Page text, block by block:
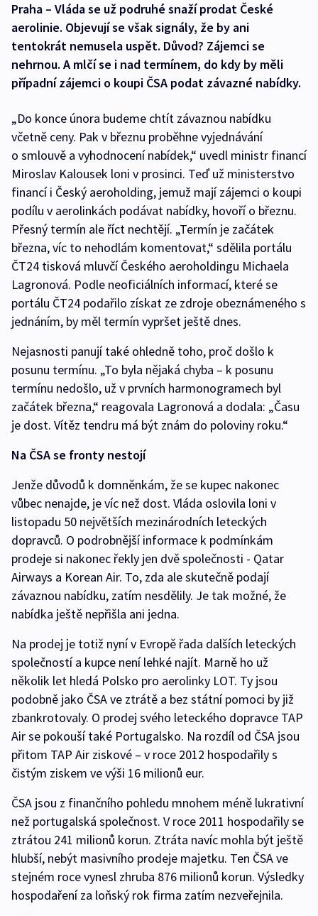
Praha – Vláda se už podruhé snaží prodat České
aerolinie. Objevují se však signály, že by ani
tentokrát nemusela uspět. Důvod? Zájemci se
nehrnou. A mlčí se i nad termínem, do kdy by měli
případní zájemci o koupi ČSA podat závazné nabídky.
„Do konce února budeme chtít závaznou nabídku
včetně ceny. Pak v březnu proběhne vyjednávání
o smlouvě a vyhodnocení nabídek,“ uvedl ministr financí
Miroslav Kalousek loni v prosinci. Teď už ministerstvo
financí i Český aeroholding, jemuž mají zájemci o koupi
podílu v aerolinkách podávat nabídky, hovoří o březnu.
Přesný termín ale říct nechtějí. „Termín je začátek
března, víc to nehodlám komentovat,“ sdělila portálu
ČT24 tisková mluvčí Českého aeroholdingu Michaela
Lagronová. Podle neoficiálních informací, které se
portálu ČT24 podařilo získat ze zdroje obeznámeného s
jednáním, by měl termín vypršet ještě dnes.
Nejasnosti panují také ohledně toho, proč došlo k
posunu termínu. „To byla nějaká chyba – k posunu
termínu nedošlo, už v prvních harmonogramech byl
začátek března,“ reagovala Lagronová a dodala: „Času
je dost. Vítěz tendru má být znám do poloviny roku.“
Na ČSA se fronty nestojí
Jenže důvodů k domněnkám, že se kupec nakonec
vůbec nenajde, je víc než dost. Vláda oslovila loni v
listopadu 50 největších mezinárodních leteckých
dopravců. O podrobnější informace k podmínkám
prodeje si nakonec řekly jen dvě společnosti - Qatar
Airways a Korean Air. To, zda ale skutečně podají
závaznou nabídku, zatím nesdělily. Je tak možné, že
nabídka ještě nepřišla ani jedna.
Na prodej je totiž nyní v Evropě řada dalších leteckých
společností a kupce není lehké najít. Marně ho už
několik let hledá Polsko pro aerolinky LOT. Ty jsou
podobně jako ČSA ve ztrátě a bez státní pomoci by již
zbankrotovaly. O prodej svého leteckého dopravce TAP
Air se pokouší také Portugalsko. Na rozdíl od ČSA jsou
přitom TAP Air ziskové – v roce 2012 hospodařily s
čistým ziskem ve výši 16 milionů eur.
ČSA jsou z finančního pohledu mnohem méně lukrativní
než portugalská společnost. V roce 2011 hospodařily se
ztrátou 241 milionů korun. Ztráta navíc mohla být ještě
hlubší, nebýt masivního prodeje majetku. Ten ČSA ve
stejném roce vynesl zhruba 876 milionů korun. Výsledky
hospodaření za loňský rok firma zatím nezveřejnila.